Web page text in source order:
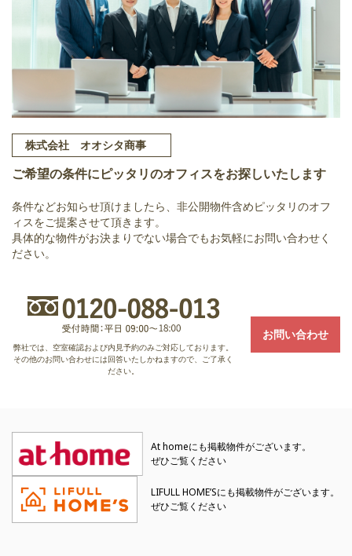
株式会社 オオシタ商事
ご希望の条件にピッタリのオフィスをお探しいたします
条件などお知らせ頂けましたら、非公開物件含めピッタリのオフ
ィスをご提案させて頂きます。
具体的な物件がお決まりでない場合でもお気軽にお問い合わせく
ださい。
弊社では、空室確認および内見予約のみご対応しております。
その他のお問い合わせには回答いたしかねますので、ご了承く
ださい。
お問い合わせ
At homeにも掲載物件がございます。
ぜひご覧ください
LIFULL HOME’Sにも掲載物件がございます。
ぜひご覧ください